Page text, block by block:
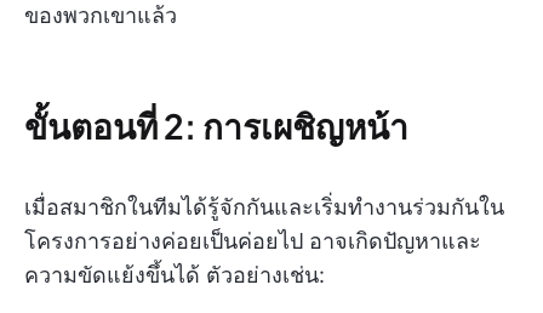
ของพวกเขาแล้ว
ขั้นตอนที่ 2: การเผชิญหน้า
เมื่อสมาชิกในทีมได้รู้จักกันและเริ่มทำงานร่วมกันใน
โครงการอย่างค่อยเป็นค่อยไป อาจเกิดปัญหาและ
ความขัดแย้งขึ้นได้ ตัวอย่างเช่น: